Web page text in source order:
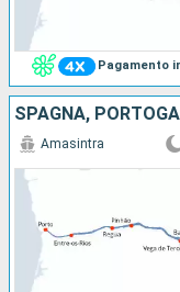
Pagamento
SPAGNA,
Amasintra